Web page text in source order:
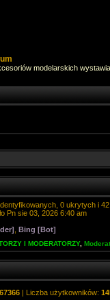
modelarskich
0 ukrytych i
Pn sie 03, 2026 6:40 am
Bing [Bot]
I MODERATORZY,
67366 | Liczba użytkowników: